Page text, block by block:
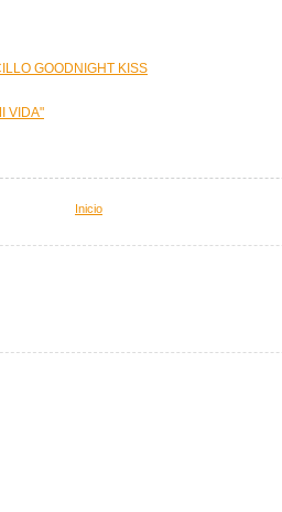
GOODNIGHT KISS
VIDA"
Inicio